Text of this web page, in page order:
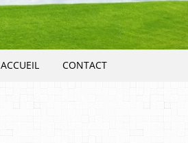
ACCUEIL CONTACT